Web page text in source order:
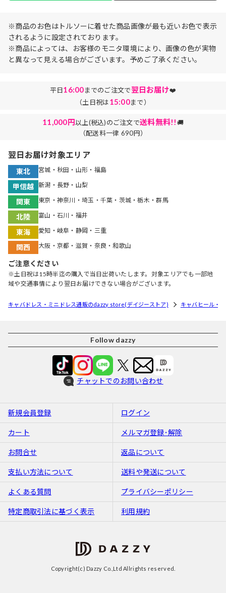
※商品のお色はトルソーに着せた商品画像が最も近いお色で表示
されるように設定されております。
※商品によっては、お客様のモニタ環境により、画像の色が実物
と異なって見える場合がございます。予めご了承ください。
平日16:00までのご注文で翌日お届け❤️
（土日祝は15:00まで）
11,000円以上(税込)のご注文で送料無料!!🚚
（配送料一律 690円）
翌日お届け対象エリア
東北 宮城・秋田・山形・福島
甲信越 新潟・長野・山梨
関東 東京・神奈川・埼玉・千葉・茨城・栃木・群馬
北陸 富山・石川・福井
東海 愛知・岐阜・静岡・三重
関西 大阪・京都・滋賀・奈良・和歌山
ご注意ください
※土日祝は15時半迄の購入で当日出荷いたします。対象エリアでも一部地
域や交通事情により翌日お届けできない場合がございます。
キャバドレス・ミニドレス通販のdazzy store(デイジーストア) キャバヒール・
Follow dazzy
チャットでのお問い合わせ
新規会員登録 ログイン
カート メルマガ登録･解除
お問合せ 返品について
支払い方法について 送料や発送について
よくある質問 プライバシーポリシー
特定商取引法に基づく表示 利用規約
Copyright(c) Dazzy Co.,Ltd Allrights reserved.